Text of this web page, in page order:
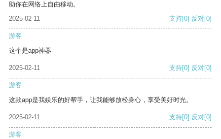
助你在网络上自由移动。
2025-02-11
支持[0] 反对[0]
游客
这个是app神器
2025-02-11 支持[0] 反对[0]
游客
这款app是我娱乐的好帮手，让我能够放松身心，享受美好时光。
2025-02-11 支持[0] 反对[0]
游客